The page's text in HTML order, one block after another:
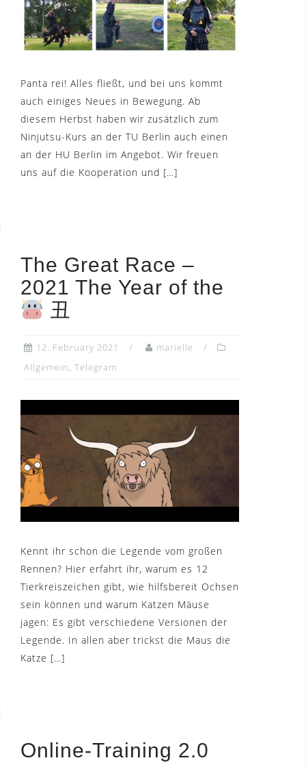
Panta rei! Alles fließt, und bei uns kommt
auch einiges Neues in Bewegung. Ab
diesem Herbst haben wir zusätzlich zum
Ninjutsu-Kurs an der TU Berlin auch einen
an der HU Berlin im Angebot. Wir freuen
uns auf die Kooperation und […]
The Great Race –
2021 The Year of the
丑
12. February 2021
marielle
Allgemein, Telegram
Kennt ihr schon die Legende vom großen
Rennen? Hier erfahrt ihr, warum es 12
Tierkreiszeichen gibt, wie hilfsbereit Ochsen
sein können und warum Katzen Mäuse
jagen: Es gibt verschiedene Versionen der
Legende. In allen aber trickst die Maus die
Katze […]
Online-Training 2.0